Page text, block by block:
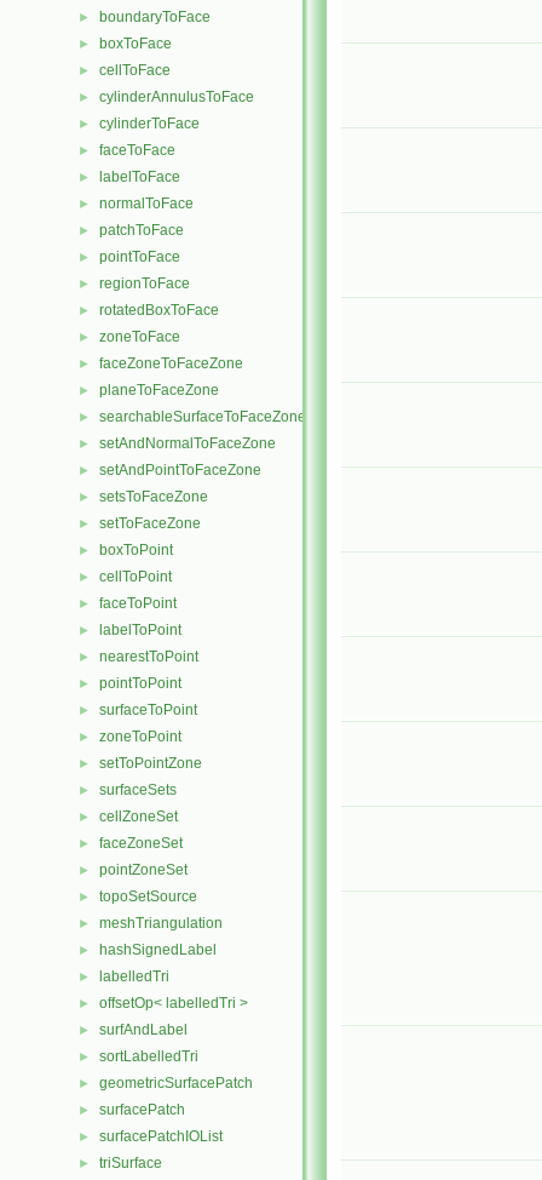
► boundaryToFace
► boxToFace
► cellToFace
► cylinderAnnulusToFace
► cylinderToFace
► faceToFace
► labelToFace
► normalToFace
► patchToFace
► pointToFace
► regionToFace
► rotatedBoxToFace
► zoneToFace
► faceZoneToFaceZone
► planeToFaceZone
► searchableSurfaceToFaceZone
► setAndNormalToFaceZone
► setAndPointToFaceZone
► setsToFaceZone
► setToFaceZone
► boxToPoint
► cellToPoint
► faceToPoint
► labelToPoint
► nearestToPoint
► pointToPoint
► surfaceToPoint
► zoneToPoint
► setToPointZone
► surfaceSets
► cellZoneSet
► faceZoneSet
► pointZoneSet
► topoSetSource
► meshTriangulation
► hashSignedLabel
► labelledTri
► offsetOp< labelledTri >
► surfAndLabel
► sortLabelledTri
► geometricSurfacePatch
► surfacePatch
► surfacePatchIOList
► triSurface